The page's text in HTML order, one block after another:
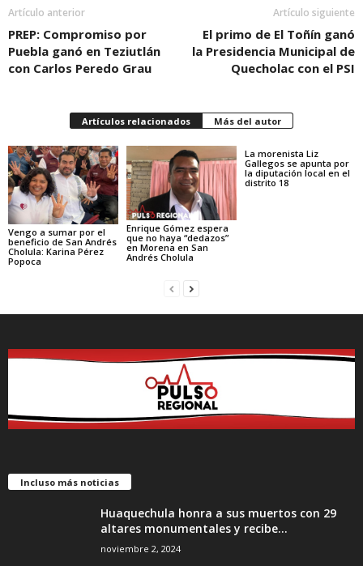
Artículo anterior
PREP: Compromiso por
Puebla ganó en Teziutlán
con Carlos Peredo Grau
Artículo siguiente
El primo de El Toñín ganó
la Presidencia Municipal de
Quecholac con el PSI
Artículos relacionados Más del autor
Vengo a sumar por el
beneficio de San Andrés
Cholula: Karina Pérez
Popoca
Enrique Gómez espera
que no haya “dedazos”
en Morena en San
Andrés Cholula
La morenista Liz
Gallegos se apunta por
la diputación local en el
distrito 18
Incluso más noticias
Huaquechula honra a sus muertos con 29
altares monumentales y recibe...
noviembre 2, 2024